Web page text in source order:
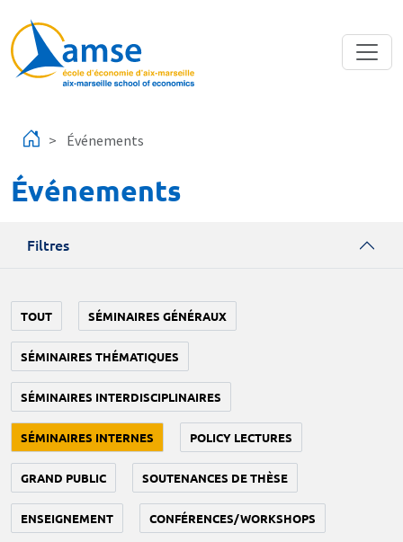
Événements
Événements
Filtres
TOUT SÉMINAIRES GÉNÉRAUX
SÉMINAIRES THÉMATIQUES
SÉMINAIRES INTERDISCIPLINAIRES
SÉMINAIRES INTERNES POLICY LECTURES
GRAND PUBLIC SOUTENANCES DE THÈSE
ENSEIGNEMENT CONFÉRENCES/WORKSHOPS